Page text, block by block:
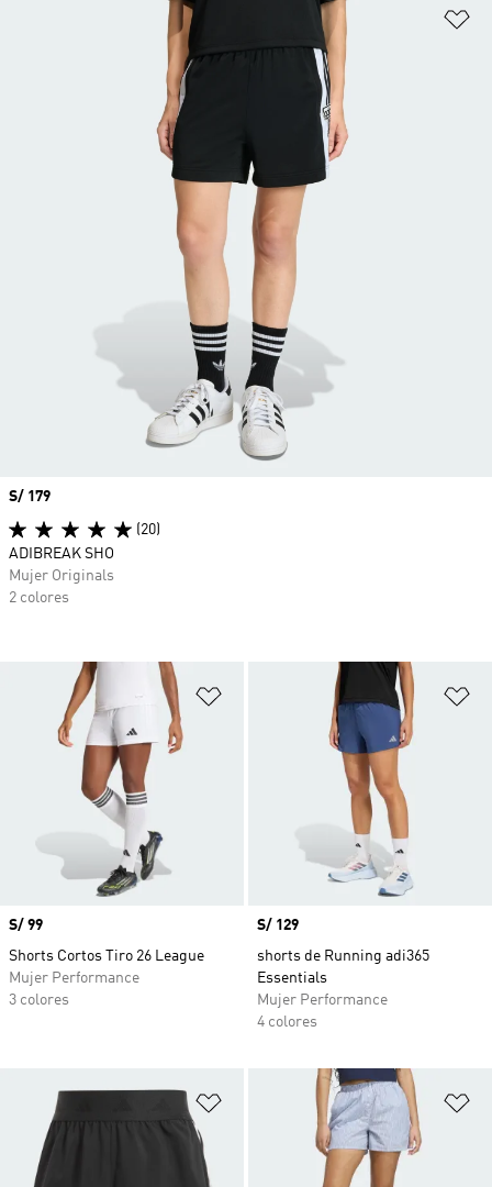
Añadir a la lista de deseos
Precio
S/ 99
Shorts Cortos Tiro 26 League
Mujer Performance
3 colores
Precio
S/ 129
shorts de Running adi365
Essentials
Mujer Performance
4 colores
Añadir a la lista de deseos
Precio
S/ 179
(20)
ADIBREAK SHO
Mujer Originals
2 colores